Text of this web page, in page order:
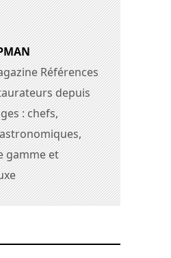
Références
depuis
: chefs,
gamme et